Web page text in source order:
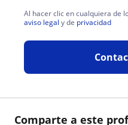
Comparte a este
Al hacer clic en cualquiera de
aviso legal y de privacidad